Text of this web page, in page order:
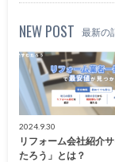
NEW POST 最新の
2024.9.30
リフォーム会社紹介
たろう」とは？